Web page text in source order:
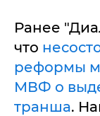
Ранее
что
реформы
МВФ о
транша.